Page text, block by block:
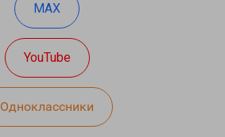
MAX
YouTube
Одноклассники